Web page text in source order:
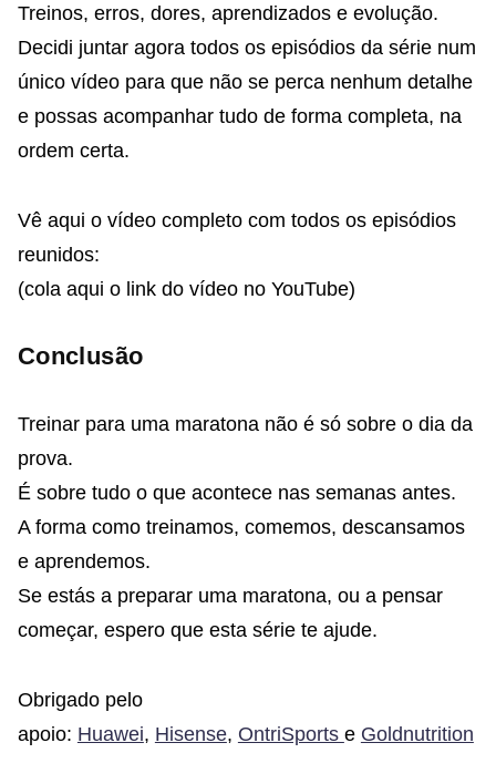
Treinos, erros, dores, aprendizados e evolução.
Decidi juntar agora todos os episódios da série num
único vídeo para que não se perca nenhum detalhe
e possas acompanhar tudo de forma completa, na
ordem certa.
Vê aqui o vídeo completo com todos os episódios
reunidos:
(cola aqui o link do vídeo no YouTube)
Conclusão
Treinar para uma maratona não é só sobre o dia da
prova.
É sobre tudo o que acontece nas semanas antes.
A forma como treinamos, comemos, descansamos
e aprendemos.
Se estás a preparar uma maratona, ou a pensar
começar, espero que esta série te ajude.
Obrigado pelo
apoio: Huawei, Hisense, OntriSports e Goldnutrition